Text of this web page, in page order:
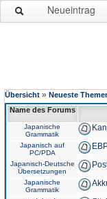
Neueintrag
Übersicht » Neueste
Name des Forums
Japanische
Grammatik
Japanisch auf
PC/PDA
Japanisch-Deutsche
Übersetzungen
Japanische
Grammatik